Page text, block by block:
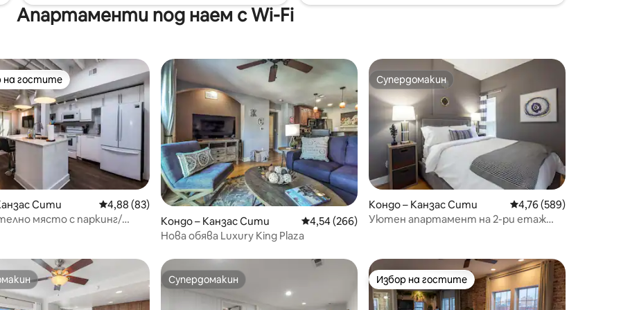
Апартаменти под наем с Wi-Fi
5, 352 отзива
избор на гостите
на гостите
Сити Средна оценка: 4,88 от 5, 83 отзива
4,88 (83)
място с паркинг/
Кондо – Канзас Сити Средна оценка: 4,54 от 5, 266 отзива
4,54 (266)
Нова обява Luxury King Plaza
Супердомакин
Супердомакин
Кондо – Канзас Сити Средна оценка: 4,76
4,76 (589)
Уютен апартамент на 2-ри етаж
Супердомакин
Супердомакин Избор на гостите
Избор на гостите